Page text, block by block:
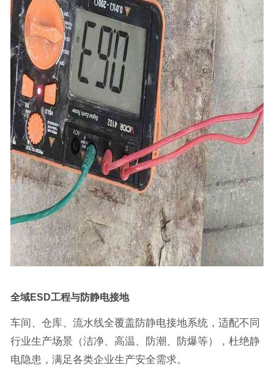
全域ESD工程与防静电接地
车间、仓库、流水线全覆盖防静电接地系统，适配不同
行业生产场景（洁净、高温、防潮、防爆等），杜绝静
电隐患，满足各类企业生产安全需求。